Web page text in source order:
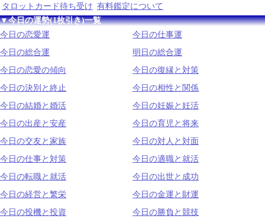
タロットカード待ち受け 有料鑑定について
▼今日の運勢(1枚引き)一覧
今日の恋愛運
今日の仕事運
今日の総合運
明日の総合運
今日の恋愛の傾向
今日の復縁と対策
今日の決別と終止
今日の相性と関係
今日の結婚と婚活
今日の妊娠と妊活
今日の出産と安産
今日の育児と将来
今日の交友と家族
今日の対人と対面
今日の仕事と対策
今日の適職と就活
今日の転職と就活
今日の出世と成功
今日の経営と繁栄
今日の金運と財運
今日の投機と投資
今日の勝負と競技